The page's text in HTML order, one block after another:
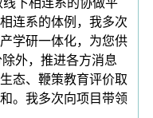
连系的体例，我多次
学研一体化，为您供
外，推进各方消息
态、鞭策教育评价取
。我多次向项目带领